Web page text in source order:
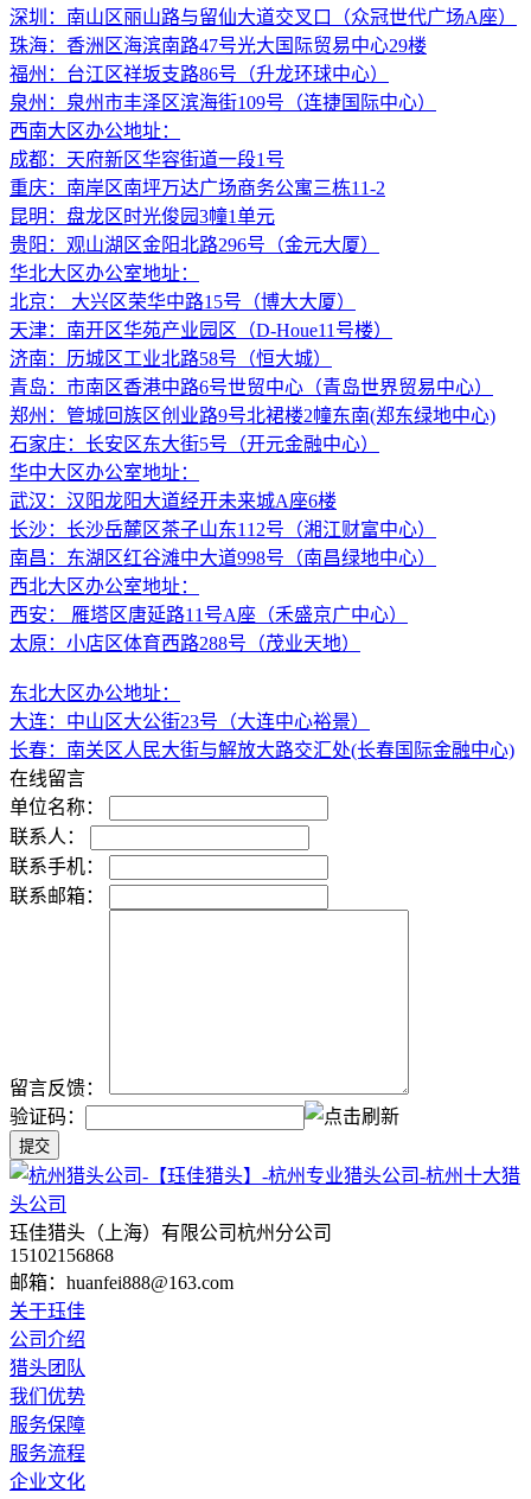
深圳：南山区丽山路与留仙大道交叉口（众冠世代广场A座）
珠海：香洲区海滨南路47号光大国际贸易中心29楼
福州：台江区祥坂支路86号（升龙环球中心）
泉州：泉州市丰泽区滨海街109号（连捷国际中心）
西南大区办公地址：
成都：天府新区华容街道一段1号
重庆：南岸区南坪万达广场商务公寓三栋11-2
昆明：盘龙区时光俊园3幢1单元
贵阳：观山湖区金阳北路296号（金元大厦）
华北大区办公室地址：
北京： 大兴区荣华中路15号（博大大厦）
天津：南开区华苑产业园区（D-Houe11号楼）
济南：历城区工业北路58号（恒大城）
青岛：市南区香港中路6号世贸中心（青岛世界贸易中心）
郑州：管城回族区创业路9号北裙楼2幢东南(郑东绿地中心)
石家庄：长安区东大街5号（开元金融中心）
华中大区办公室地址：
武汉：汉阳龙阳大道经开未来城A座6楼
长沙：长沙岳麓区茶子山东112号（湘江财富中心）
南昌：东湖区红谷滩中大道998号（南昌绿地中心）
西北大区办公室地址：
西安： 雁塔区唐延路11号A座（禾盛京广中心）
太原：小店区体育西路288号（茂业天地）
东北大区办公地址：
大连：中山区大公街23号（大连中心裕景）
长春：南关区人民大街与解放大路交汇处(长春国际金融中心)
在线留言
单位名称：
联系人：
联系手机：
联系邮箱：
留言反馈：
验证码：
珏佳猎头（上海）有限公司杭州分公司
15102156868
邮箱：huanfei888@163.com
关于珏佳
公司介绍
猎头团队
我们优势
服务保障
服务流程
企业文化